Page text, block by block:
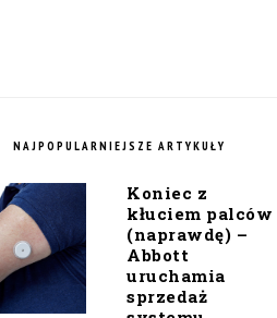
NAJPOPULARNIEJSZE ARTYKUŁY
Koniec z
kłuciem palców
(naprawdę) –
Abbott
uruchamia
sprzedaż